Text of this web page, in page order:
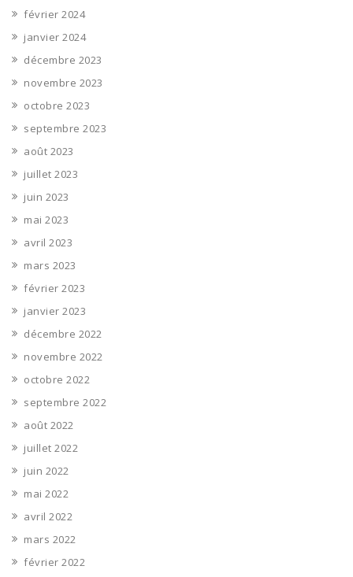
février 2024
janvier 2024
décembre 2023
novembre 2023
octobre 2023
septembre 2023
août 2023
juillet 2023
juin 2023
mai 2023
avril 2023
mars 2023
février 2023
janvier 2023
décembre 2022
novembre 2022
octobre 2022
septembre 2022
août 2022
juillet 2022
juin 2022
mai 2022
avril 2022
mars 2022
février 2022